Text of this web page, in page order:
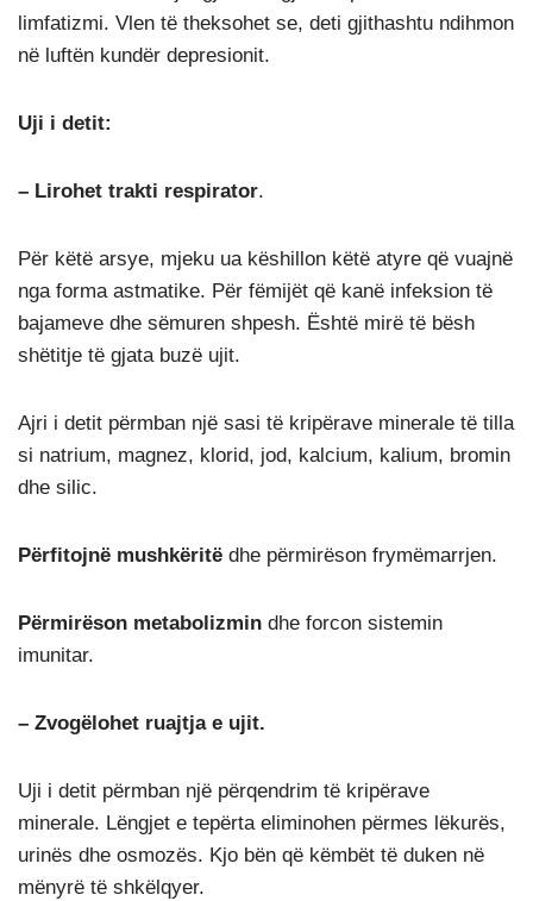
limfatizmi. Vlen të theksohet se, deti gjithashtu ndihmon
në luftën kundër depresionit.
Uji i detit:
– Lirohet trakti respirator.
Për këtë arsye, mjeku ua këshillon këtë atyre që vuajnë
nga forma astmatike. Për fëmijët që kanë infeksion të
bajameve dhe sëmuren shpesh. Është mirë të bësh
shëtitje të gjata buzë ujit.
Ajri i detit përmban një sasi të kripërave minerale të tilla
si natrium, magnez, klorid, jod, kalcium, kalium, bromin
dhe silic.
Përfitojnë mushkëritë dhe përmirëson frymëmarrjen.
Përmirëson metabolizmin dhe forcon sistemin
imunitar.
– Zvogëlohet ruajtja e ujit.
Uji i detit përmban një përqendrim të kripërave
minerale. Lëngjet e tepërta eliminohen përmes lëkurës,
urinës dhe osmozës. Kjo bën që këmbët të duken në
mënyrë të shkëlqyer.